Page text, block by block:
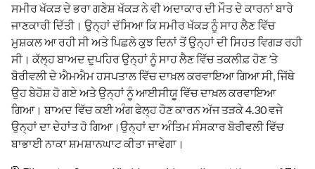
ਸਮੀਰ ਖੱਕੜ ਦੇ ਭਰਾ ਗਣੇਸ਼ ਖੱਕੜ ਨੇ ਵੀ ਅਦਾਕਾਰ ਦੀ ਮੌਤ ਦੇ ਕਾਰਨਾਂ ਬਾਰੇ
ਜਾਣਕਾਰੀ ਦਿੱਤੀ। ਉਨ੍ਹਾਂ ਦੱਸਿਆ ਕਿ ਸਮੀਰ ਖੱਕੜ ਨੂੰ ਸਾਹ ਲੈਣ ਵਿੱਚ
ਮੁਸ਼ਕਲ ਆ ਰਹੀ ਸੀ ਅਤੇ ਪਿਛਲੇ ਕੁਝ ਦਿਨਾਂ ਤੋਂ ਉਨ੍ਹਾਂ ਦੀ ਸਿਹਤ ਵਿਗੜ ਰਹੀ
ਸੀ। ਕੱਲ੍ਹ ਬਾਅਦ ਦੁਪਹਿਰ ਉਨ੍ਹਾਂ ਨੂੰ ਸਾਹ ਲੈਣ ਵਿੱਚ ਤਕਲੀਫ਼ ਹੋਣ ’ਤੇ
ਬੋਰੀਵਲੀ ਦੇ ਐਮਐਮ ਹਸਪਤਾਲ ਵਿੱਚ ਦਾਖ਼ਲ ਕਰਵਾਇਆ ਗਿਆ ਸੀ, ਜਿੱਥੇ
ਉਹ ਬੇਹੋਸ਼ ਹੋ ਗਏ ਅਤੇ ਉਨ੍ਹਾਂ ਨੂੰ ਆਈਸੀਯੂ ਵਿੱਚ ਦਾਖ਼ਲ ਕਰਵਾਇਆ
ਗਿਆ। ਬਾਅਦ ਵਿੱਚ ਕਈ ਅੰਗ ਫੇਲ੍ਹ ਹੋਣ ਕਾਰਨ ਅੱਜ ਤੜਕੇ 4.30 ਵਜੇ
ਉਨ੍ਹਾਂ ਦਾ ਦੇਹਾਂਤ ਹੋ ਗਿਆ।ਉਨ੍ਹਾਂ ਦਾ ਅੰਤਿਮ ਸੰਸਕਾਰ ਬੋਰੀਵਲੀ ਵਿੱਚ
ਬਾਭਾਈ ਨਾਕਾ ਸ਼ਮਸ਼ਾਨਘਾਟ ਕੀਤਾ ਜਾਵੇਗਾ।